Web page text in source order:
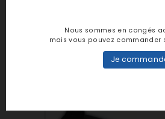
Nous sommes en congés
mais vous pouvez commander
Je